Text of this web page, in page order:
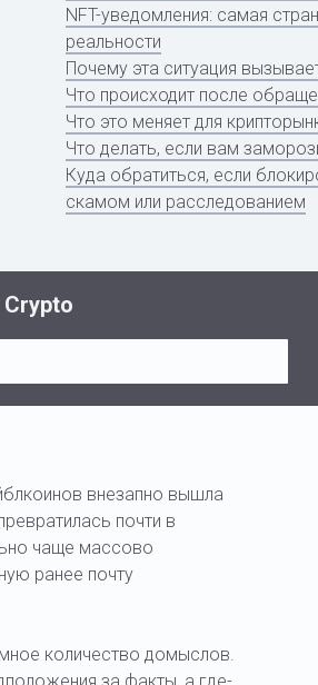
NFT-уведомления: самая
реальности
Почему эта ситуация
Что происходит после
Что это меняет для
Что делать, если вам
Куда обратиться, если
скамом или расследованием
внезапно вышла
почти в
чаще массово
ранее почту
количество домыслов.